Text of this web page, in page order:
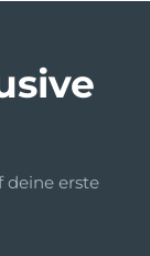
deine erste